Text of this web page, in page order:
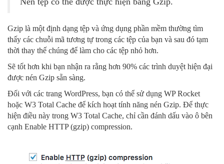
Gzip là một định dạng tệp và ứng dụng phần mềm thường tìm
thấy các chuỗi mã tương tự trong các tệp của bạn và sau đó tạm
thời thay thế chúng để làm cho các tệp nhỏ hơn.
Sẽ tốt hơn khi bạn nhận ra rằng hơn 90% các trình duyệt hiện đại
được nén Gzip sẵn sàng.
Đối với các trang WordPress, bạn có thể sử dụng WP Rocket
hoặc W3 Total Cache để kích hoạt tính năng nén Gzip. Để thực
hiện điều này trong W3 Total Cache, chỉ cần đánh dấu vào ô bên
cạnh Enable HTTP (gzip) compression.